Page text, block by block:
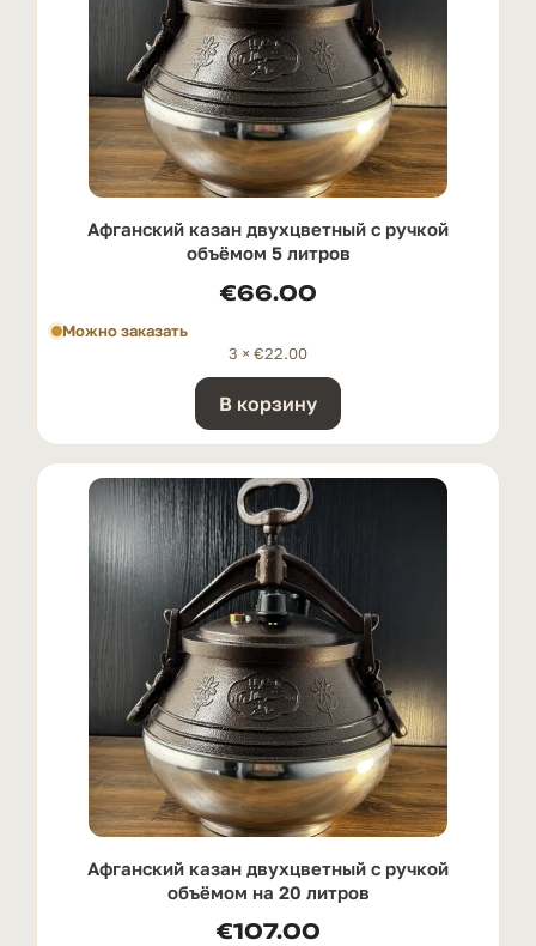
Афганский казан двухцветный с ручкой
oбъёмом 5 литров
€66.00
Можно заказать
3 × €22.00
В корзину
Афганский казан двухцветный с ручкой
oбъёмом на 20 литров
€107.00